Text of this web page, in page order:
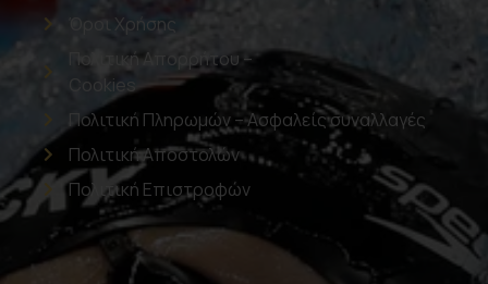
Όροι Χρήσης
Πολιτική Απορρήτου –
Cookies
Πολιτική Πληρωμών – Ασφαλείς συναλλαγές
Πολιτική Αποστολών
Πολιτική Επιστροφών